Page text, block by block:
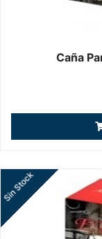
Caña
Sin Stock